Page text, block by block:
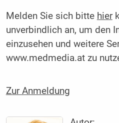
Melden Sie sich bitte hier
unverbindlich an, um den
einzusehen und weitere
www.medmedia.at zu
Zur Anmeldung